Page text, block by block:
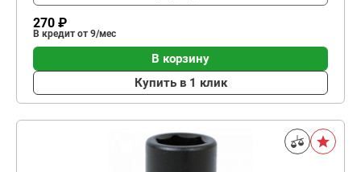
270 ₽
В кредит от 9/мес
В корзину
Купить в 1 клик